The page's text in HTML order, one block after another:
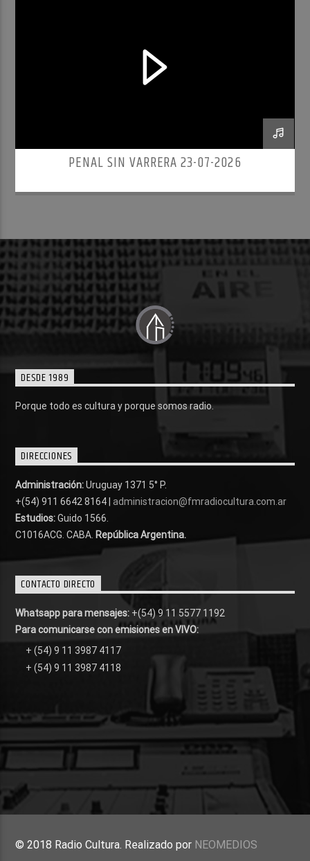
PENAL SIN VARRERA 23-07-2026
DESDE 1989
Porque todo es cultura y porque somos radio.
DIRECCIONES
Administración:Uruguay 1371 5° P.
+(54) 911 6642 8164 | administracion@fmradiocultura.com.ar
Estudios:Guido 1566.
C1016ACG . CABA. República Argentina.
CONTACTO DIRECTO
Whatsapp para mensajes: +(54) 9 11 5577 1192
Para comunicarse con emisiones en VIVO:
+ (54) 9 11 3987 4117
+ (54) 9 11 3987 4118
© 2018 Radio Cultura. Realizado por NEOMEDIOS